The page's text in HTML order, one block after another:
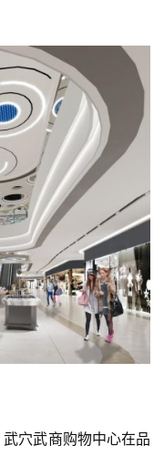
穴武商购物中心在品